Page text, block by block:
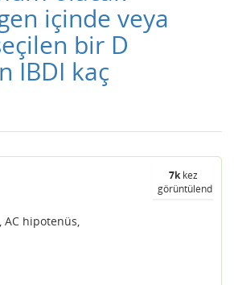
içinde veya
bir D
IBDI kaç
7kkez
görüntülendi
AC hipotenüs,